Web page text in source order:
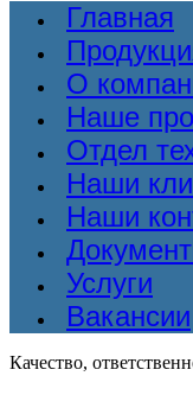
Главная
О
Наше
Отдел
Наши
Наши
Услуги
Вакансии
Качество,